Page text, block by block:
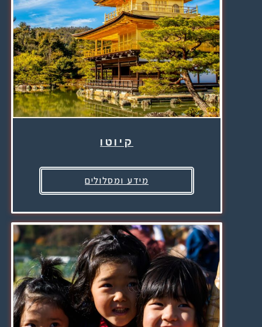
קיוטו
מידע ומסלולים